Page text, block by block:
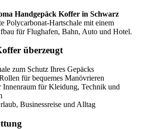
Handgepäck Koffer in Schwarz
Polycarbonat-Hartschale mit einem
für Flughafen, Bahn, Auto und Hotel.
überzeugt
zum Schutz Ihres Gepäcks
für bequemes Manövrieren
Innenraum für Kleidung, Technik und
Businessreise und Alltag